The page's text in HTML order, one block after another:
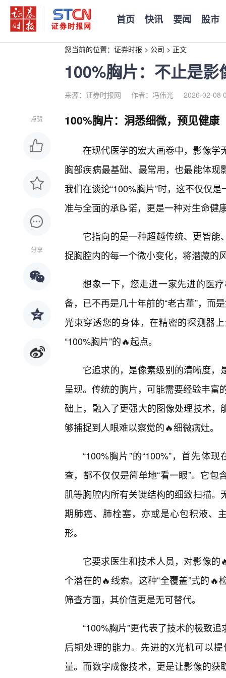
首页 快讯 要闻 股市
您当前的位置： 证券时报 > 公司 > 正文
100%胸片：不止是
来源：证券时报网 作者：冯伟光 2026-02-08
点赞
分享
100%胸片：洞悉细微，预见健康
在现代医学的宏大画卷中，影像学
胸部疾病最基础、最常用，也最能体
我们在谈论“100%胸片”时，这不仅仅
准与全面的承📝诺，更是一种对生命健
它指向的是一种超越传统、更智
捉胸腔内的每一个微小变化，将潜藏的
想象一下，您走进一家先进的医
备，已不再是几十年前的“老古董”，而
光束穿透您的身体，在精密的探测器
“100%胸片”的🔥起点。
它追求的，是像素级别的清晰度
呈现。传统的胸片，可能需要经验丰富
础上，融入了更强大的图像处理技术
够捕捉到人眼难以察觉的🔥细微病灶。
“100%胸片”的“100%”，首先体
查，都不仅仅是简单地“看一眼”。它
肌等胸腔内所有关键结构的细致扫描
期肺癌、肺栓塞，亦或是心包积液、
形。
它要求医生和技术人员，对影像
个潜在的🔥线索。这种“全覆盖”式的
筛查方面，其价值更是无可替代。
“100%胸片”更代表了技术的极致
后期处理的能力。先进的X光机可以
量。而数字成像技术，更是让影像的